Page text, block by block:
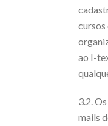
cursos
ao I-
3.2.
mails